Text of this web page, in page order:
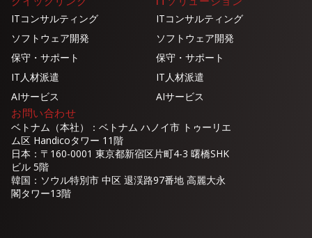
ITコンサルティング
ソフトウェア開発
保守・サポート
IT人材派遣
AIサービス
ITコンサルティング
ソフトウェア開発
保守・サポート
IT人材派遣
AIサービス
お問い合わせ
ベトナム（本社）：ベトナム ハノイ市 トゥーリエ
ム区 Handicoタワー 11階
日本：〒160-0001 東京都新宿区片町4-3 曙橋SHK
ビル 5階
韓国：ソウル特別市 中区 退渓路97番地 高麗大永
閣タワー13階